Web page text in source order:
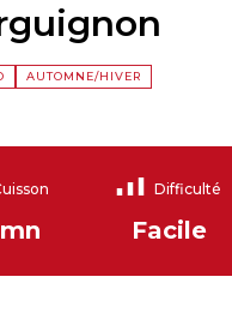
AUTOMNE/HIVER
Difficulté
Facile